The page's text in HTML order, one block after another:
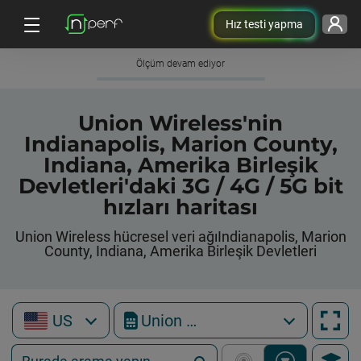
Hız testi yapma
Ölçüm devam ediyor
Union Wireless'nin
Indianapolis, Marion County,
Indiana, Amerika Birleşik
Devletleri'daki 3G / 4G / 5G bit
hızları haritası
Union Wireless hücresel veri ağıIndianapolis, Marion
County, Indiana, Amerika Birleşik Devletleri
US Union Wireless